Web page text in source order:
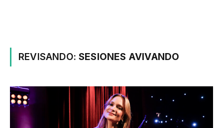
REVISANDO:SESIONES AVIVANDO